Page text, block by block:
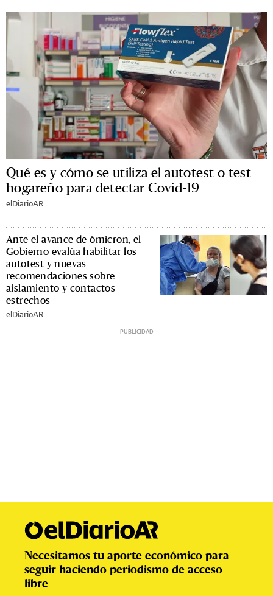
Qué es y cómo se utiliza el autotest o test
hogareño para detectar Covid-19
elDiarioAR
Ante el avance de ómicron, el
Gobierno evalúa habilitar los
autotest y nuevas
recomendaciones sobre
aislamiento y contactos
estrechos
elDiarioAR
Necesitamos tu aporte económico para
seguir haciendo periodismo de acceso
libre